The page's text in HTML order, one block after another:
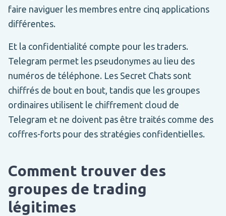
faire naviguer les membres entre cinq applications
différentes.
Et la confidentialité compte pour les traders.
Telegram permet les pseudonymes au lieu des
numéros de téléphone. Les Secret Chats sont
chiffrés de bout en bout, tandis que les groupes
ordinaires utilisent le chiffrement cloud de
Telegram et ne doivent pas être traités comme des
coffres-forts pour des stratégies confidentielles.
Comment trouver des
groupes de trading
légitimes